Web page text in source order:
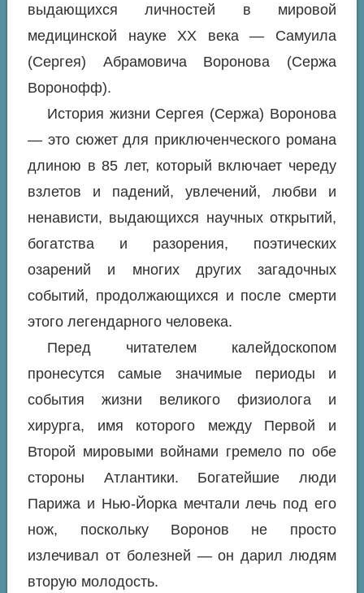
выдающихся личностей в мировой
медицинской науке ХХ века — Самуила
(Сергея) Абрамовича Воронова (Сержа
Воронофф).
История жизни Сергея (Сержа) Воронова
— это сюжет для приключенческого романа
длиною в 85 лет, который включает череду
взлетов и падений, увлечений, любви и
ненависти, выдающихся научных открытий,
богатства и разорения, поэтических
озарений и многих других загадочных
событий, продолжающихся и после смерти
этого легендарного человека.
Перед читателем калейдоскопом
пронесутся самые значимые периоды и
события жизни великого физиолога и
хирурга, имя которого между Первой и
Второй мировыми войнами гремело по обе
стороны Атлантики. Богатейшие люди
Парижа и Нью-Йорка мечтали лечь под его
нож, поскольку Воронов не просто
излечивал от болезней — он дарил людям
вторую молодость.